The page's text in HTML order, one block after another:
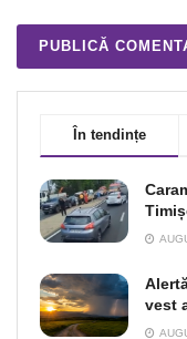
În tendințe
vest